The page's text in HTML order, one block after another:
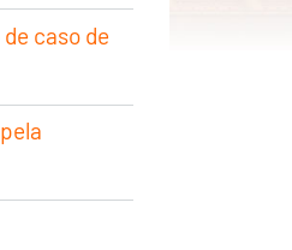
caso de